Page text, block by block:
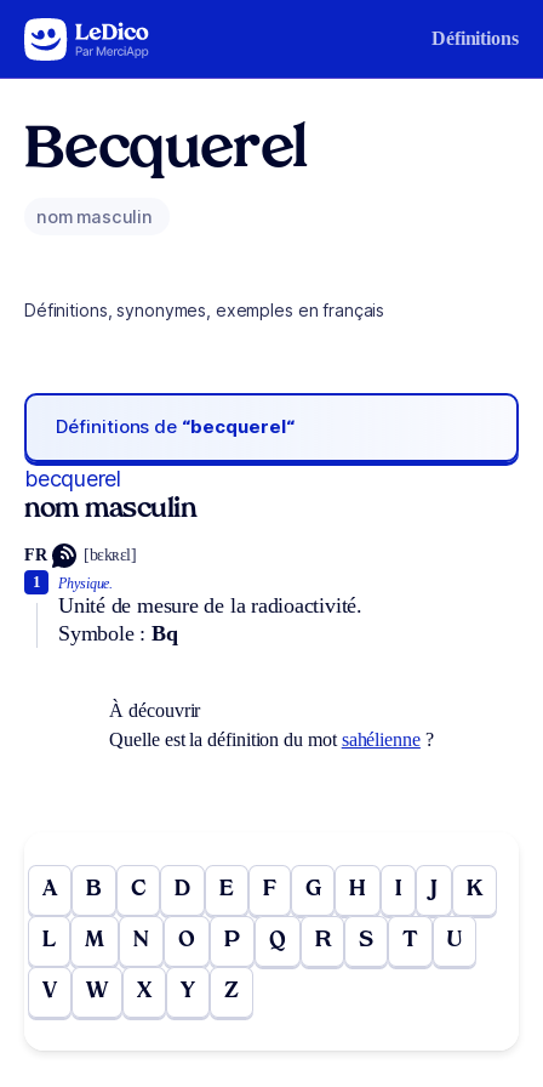
Aller au contenu Définitions
Becquerel
nom masculin
Définitions, synonymes, exemples en français
Définitions de “becquerel“
becquerel
nom masculin
FR [bɛkʀɛl]
Physique.
Unité de mesure de la radioactivité.
Symbole : Bq
1
À découvrir
Quelle est la définition du mot sahélienne?
A B C D E F G H I J K
L M N O P Q R S T U
V W X Y Z